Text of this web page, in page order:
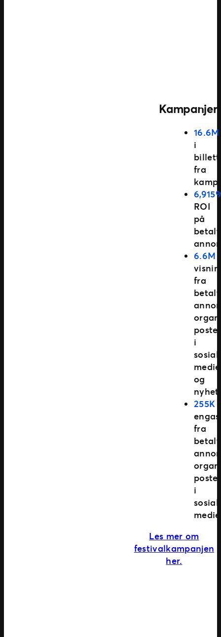
16.6M
i
fra
ROI
på
betalt
6.6M
fra
betalt
poster
i
og
255K
fra
betalt
poster
i
Les mer om
festivalkampanjen
her.